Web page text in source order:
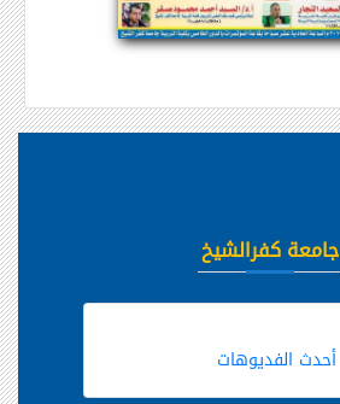
جامعة كفرالشيخ
أحدث الفديوهات